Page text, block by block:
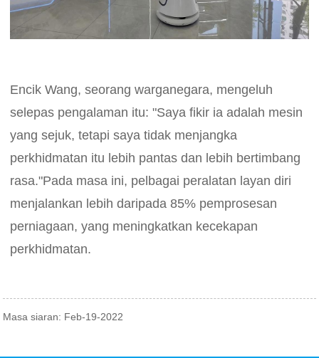
Encik Wang, seorang warganegara, mengeluh
selepas pengalaman itu: "Saya fikir ia adalah mesin
yang sejuk, tetapi saya tidak menjangka
perkhidmatan itu lebih pantas dan lebih bertimbang
rasa."Pada masa ini, pelbagai peralatan layan diri
menjalankan lebih daripada 85% pemprosesan
perniagaan, yang meningkatkan kecekapan
perkhidmatan.
Masa siaran: Feb-19-2022